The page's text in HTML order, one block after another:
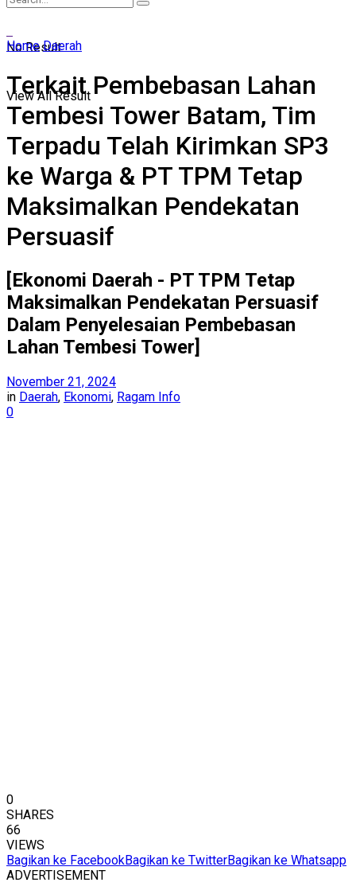
No Result
View All Result
Home Daerah
Terkait Pembebasan Lahan
Tembesi Tower Batam, Tim
Terpadu Telah Kirimkan SP3
ke Warga & PT TPM Tetap
Maksimalkan Pendekatan
Persuasif
[Ekonomi Daerah - PT TPM Tetap
Maksimalkan Pendekatan Persuasif
Dalam Penyelesaian Pembebasan
Lahan Tembesi Tower]
November 21, 2024
in Daerah, Ekonomi, Ragam Info
0
0
SHARES
66
VIEWS
Bagikan ke FacebookBagikan ke TwitterBagikan ke Whatsapp
ADVERTISEMENT